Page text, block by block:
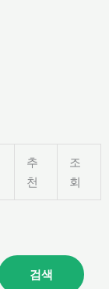
추
천
조
회
검색